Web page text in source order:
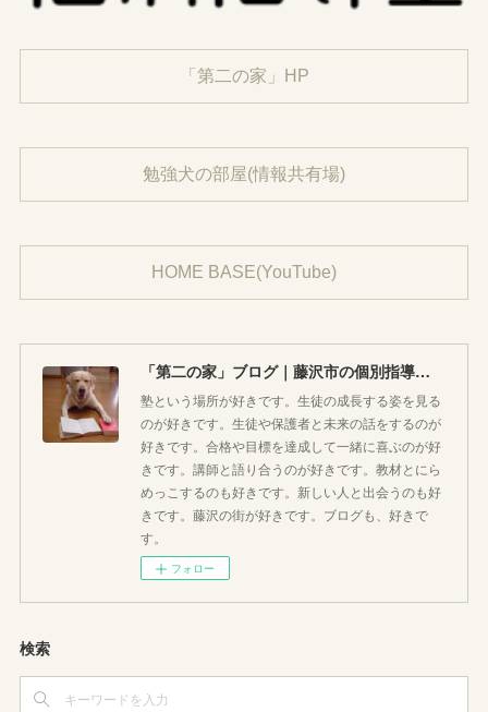
「第二の家」HP
勉強犬の部屋(情報共有場)
HOME BASE(YouTube)
「第二の家」ブログ｜藤沢市の個別指導塾のお話
塾という場所が好きです。生徒の成長する姿を見る
のが好きです。生徒や保護者と未来の話をするのが
好きです。合格や目標を達成して一緒に喜ぶのが好
きです。講師と語り合うのが好きです。教材とにら
めっこするのも好きです。新しい人と出会うのも好
きです。藤沢の街が好きです。ブログも、好きで
す。
フォロー
検索